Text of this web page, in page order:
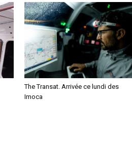
The Transat. Arrivée ce lundi des
Imoca